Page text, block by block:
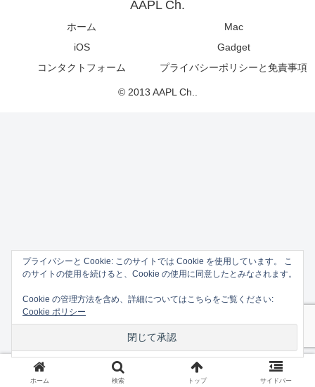
AAPL Ch.
ホーム
Mac
iOS
Gadget
コンタクトフォーム
プライバシーポリシーと免責事項
© 2013 AAPL Ch..
ホーム 検索 トップ サイドバー
プライバシーと Cookie: このサイトでは Cookie を使用しています。 こ
のサイトの使用を続けると、Cookie の使用に同意したとみなされます。
Cookie の管理方法を含め、詳細についてはこちらをご覧ください:
Cookie ポリシー